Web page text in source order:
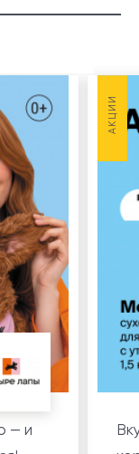
— и
АКЦИИ